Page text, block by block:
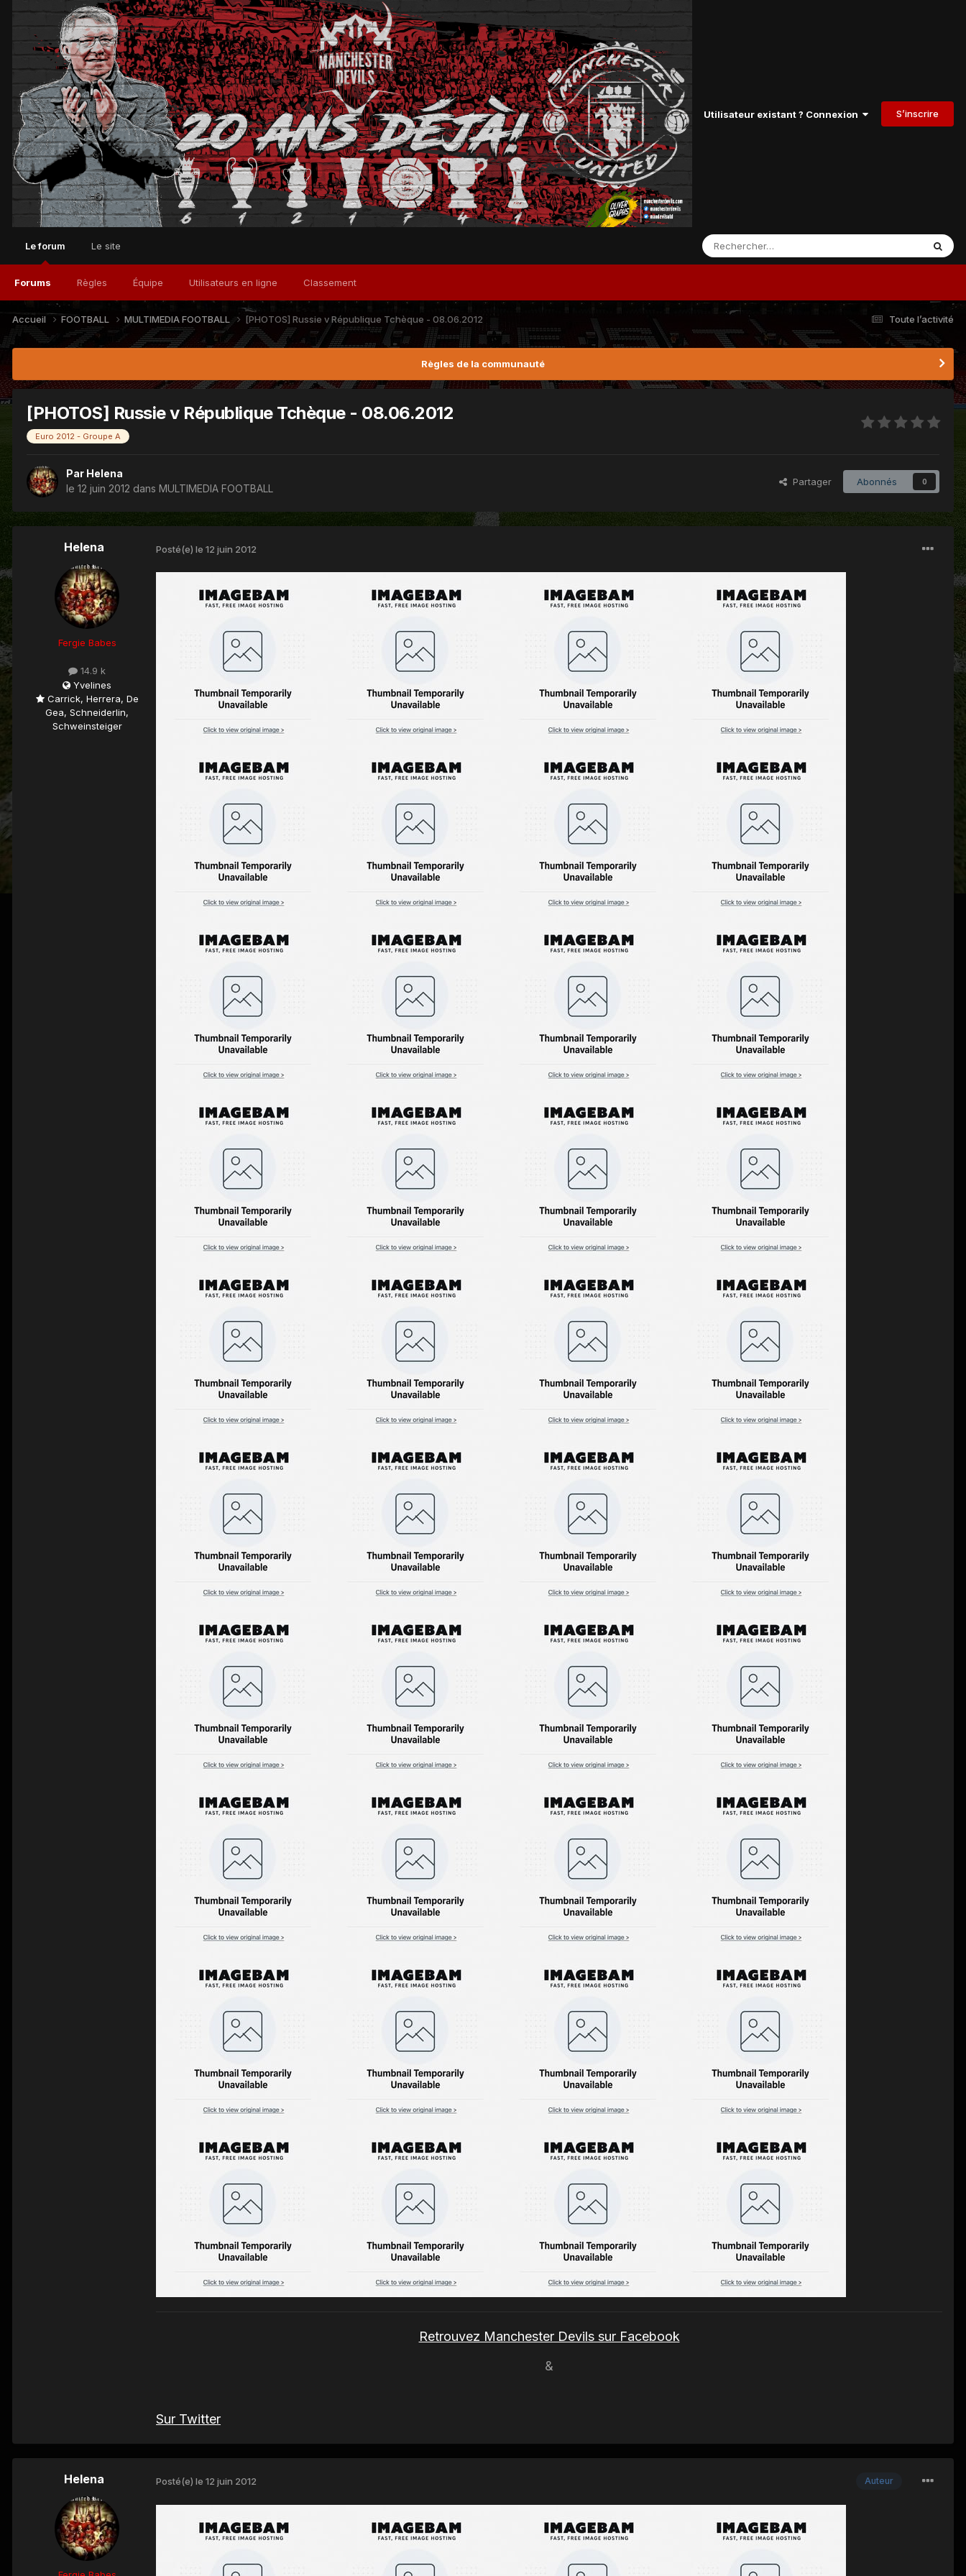
Utilisateur existant ? Connexion S’inscrire
Le forum
Forums Règles Équipe Utilisateurs en ligne Classement
Le site
Toute l’activité
Accueil FOOTBALL MULTIMEDIA FOOTBALL [PHOTOS] Russie v République Tchèque - 08.06.2012
Règles de la communauté
[PHOTOS] Russie v République Tchèque - 08.06.2012
Euro 2012 - Groupe A
Par Helena
le 12 juin 2012 dans MULTIMEDIA FOOTBALL
Partager Abonnés 0
Helena
Fergie Babes
14.9 k
Yvelines
Carrick, Herrera, De
Gea, Schneiderlin,
Schweinsteiger
Posté(e) le 12 juin 2012
Retrouvez Manchester Devils sur Facebook
&
Sur Twitter
Helena Auteur
Posté(e) le 12 juin 2012